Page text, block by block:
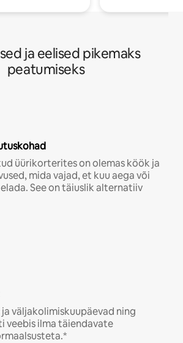
ja eelised pikemaks
peatumiseks
üürikorterites on olemas köök ja
mida vajad, et kuu aega või
See on täiuslik alternatiiv
ja väljakolimiskuupäevad ning
veebis ilma täiendavate